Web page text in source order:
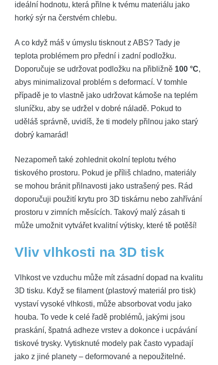
ideální hodnotu, která přilne k tvému materiálu jako
horký sýr na čerstvém chlebu.
A co když máš v úmyslu tisknout z ABS? Tady je
teplota problémem pro přední i zadní podložku.
Doporučuje se udržovat podložku na přibližně 100 °C,
abys minimalizoval problém s deformací. V tomhle
případě je to vlastně jako udržovat kámoše na teplém
sluníčku, aby se udržel v dobré náladě. Pokud to
uděláš správně, uvidíš, že ti modely přilnou jako starý
dobrý kamarád!
Nezapomeň také zohlednit okolní teplotu tvého
tiskového prostoru. Pokud je příliš chladno, materiály
se mohou bránit přilnavosti jako ustrašený pes. Rád
doporučuji použití krytu pro 3D tiskárnu nebo zahřívání
prostoru v zimních měsících. Takový malý zásah ti
může umožnit vytvářet kvalitní výtisky, které tě potěší!
Vliv vlhkosti na 3D tisk
Vlhkost ve vzduchu může mít zásadní dopad na kvalitu
3D tisku. Když se filament (plastový materiál pro tisk)
vystaví vysoké vlhkosti, může absorbovat vodu jako
houba. To vede k celé řadě problémů, jakými jsou
praskání, špatná adheze vrstev a dokonce i ucpávání
tiskové trysky. Vytisknuté modely pak často vypadají
jako z jiné planety – deformované a nepoužitelné.